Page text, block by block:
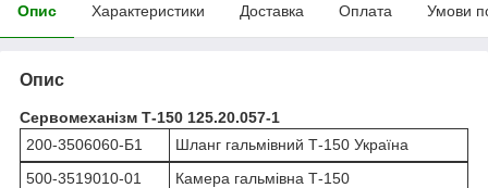
Опис Характеристики Доставка Оплата Умови
Опис
Сервомеханізм Т-150 125.20.057-1
200-3506060-Б1
Шланг гальмівний Т-150 Україна
500-3519010-01
Камера гальмівна Т-150